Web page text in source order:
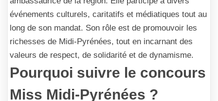
événements culturels, caritatifs et médiatiques tout au
long de son mandat. Son rôle est de promouvoir les
richesses de Midi-Pyrénées, tout en incarnant des
valeurs de respect, de solidarité et de dynamisme.
Pourquoi suivre le concours
Miss Midi-Pyrénées ?